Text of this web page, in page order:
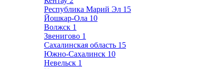
Республика Марий Эл 15
Йошкар-Ола 10
Волжск 1
Звенигово 1
Сахалинская область 15
Южно-Сахалинск 10
Невельск 1